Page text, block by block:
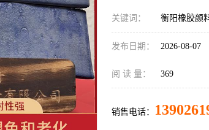
关键词： 衡阳橡胶颜
发布日期： 2026-08-07
阅 读 量： 369
销售电话：